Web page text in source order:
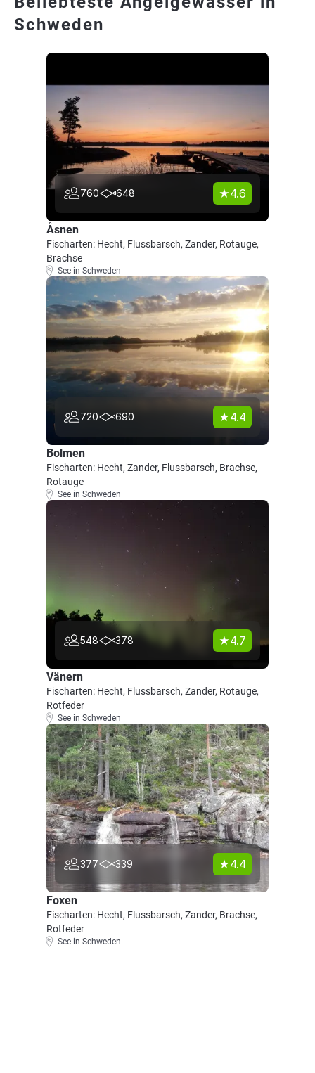
Schweden
760 648 4.6
Åsnen
Fischarten: Hecht, Flussbarsch, Zander, Rotauge,
Brachse
See in Schweden
720 690 4.4
Bolmen
Fischarten: Hecht, Zander, Flussbarsch, Brachse,
Rotauge
See in Schweden
548 378 4.7
Vänern
Fischarten: Hecht, Flussbarsch, Zander, Rotauge,
Rotfeder
See in Schweden
377 339 4.4
Foxen
Fischarten: Hecht, Flussbarsch, Zander, Brachse,
Rotfeder
See in Schweden